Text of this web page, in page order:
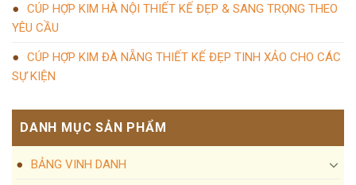
CÚP HỢP KIM HÀ NỘI THIẾT KẾ ĐẸP & SANG TRỌNG THEO
YÊU CẦU
CÚP HỢP KIM ĐÀ NẴNG THIẾT KẾ ĐẸP TINH XẢO CHO CÁC
SỰ KIỆN
DANH MỤC SẢN PHẨM
BẢNG VINH DANH